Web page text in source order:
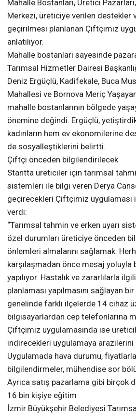
Mahalle Bostanları, Üretici
Merkezi, üreticiye verilen destekler
geçirilmesi planlanan Çiftçimiz
anlatılıyor.
Mahalle bostanları sayesinde
Tarımsal Hizmetler Dairesi
Deniz Ergüçlü, Kadifekale, Buca
Mahallesi ve Bornova Meriç
mahalle bostanlarının bölgede
önemine değindi. Ergüçlü,
kadınların hem ev ekonomilerine
de sosyalleştiklerini belirtti.
Çiftçi önceden bilgilendirilecek
Stantta üreticiler için tarımsal
sistemleri ile bilgi veren Derya
geçirecekleri Çiftçimiz uygulaması
verdi:
“Tarımsal tahmin ve erken uyarı
özel durumları üreticiye önceden
önlemleri almalarını sağlamak.
karşılaşmadan önce mesaj yoluyla
yapılıyor. Hastalık ve zararlılarla
planlaması yapılmasını sağlayan
genelinde farklı ilçelerde 14 cihaz
bilgisayarlardan cep telefonlarına
Çiftçimiz uygulamasında ise
indirecekleri uygulamaya arazilerini
Uygulamada hava durumu,
bilgilendirmeler, mühendise sor
Ayrıca satış pazarlama gibi birçok
16 bin kişiye eğitim
İzmir Büyükşehir Belediyesi